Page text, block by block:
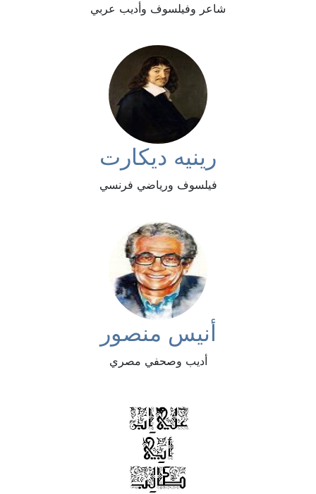
شاعر وفيلسوف وأديب عربي
رينيه ديكارت
فيلسوف ورياضي فرنسي
أنيس منصور
أديب وصحفي مصري